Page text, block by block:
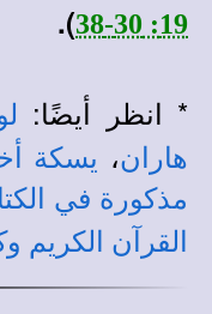
19: 30-38
).
* انظر أيضًا:
هاران، يسكة
مذكورة في
القرآن الكريم